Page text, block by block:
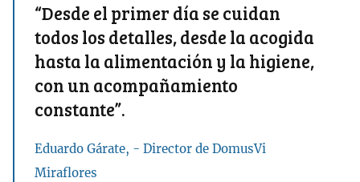
“Desde el primer día se cuidan
todos los detalles, desde la acogida
hasta la alimentación y la higiene,
con un acompañamiento
constante”.
Eduardo Gárate, - Director de DomusVi
Miraflores